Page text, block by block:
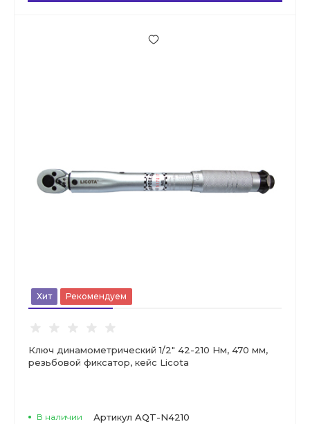
Хит Рекомендуем
Ключ динамометрический 1/2" 42-210 Нм, 470 мм,
резьбовой фиксатор, кейс Licota
В наличии Артикул AQT-N4210